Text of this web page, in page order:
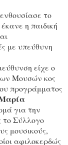
το
η παιδική
με υπεύθυνη
είχε ο
Μουσών κος
προγράμματος
για την
το Σύλλογο
μουσικούς,
αφιλοκερδώς